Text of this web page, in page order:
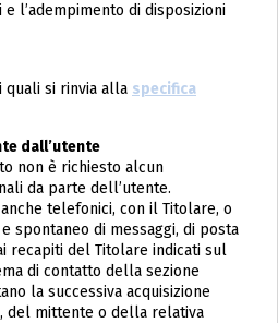
l’adempimento di disposizioni
quali si rinvia alla specifica
dall’utente
non è richiesto alcun
da parte dell’utente.
telefonici, con il Titolare, o
spontaneo di messaggi, di posta
recapiti del Titolare indicati sul
di contatto della sezione
la successiva acquisizione
del mittente o della relativa